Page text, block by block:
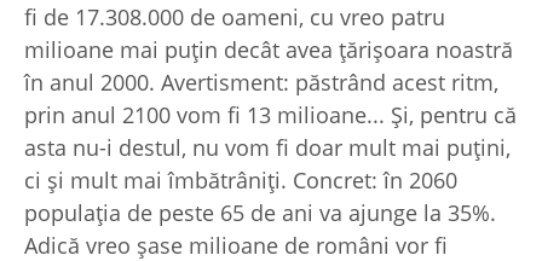
fi de 17.308.000 de oameni, cu vreo patru
milioane mai puţin decât avea ţărişoara noastră
în anul 2000. Avertisment: păstrând acest ritm,
prin anul 2100 vom fi 13 milioane... Şi, pentru că
asta nu-i destul, nu vom fi doar mult mai puţini,
ci şi mult mai îmbătrâniţi. Concret: în 2060
populaţia de peste 65 de ani va ajunge la 35%.
Adică vreo şase milioane de români vor fi